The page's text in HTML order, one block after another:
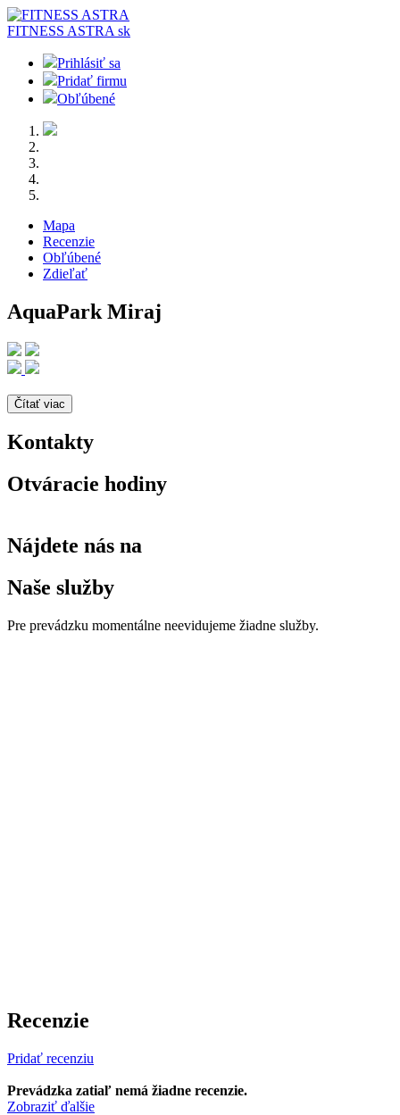
FITNESS ASTRA sk
Prihlásiť sa
Pridať firmu
Obľúbené
Mapa
Recenzie
Obľúbené
Zdieľať
AquaPark Miraj
Čítať viac
Kontakty
Otváracie hodiny
Nájdete nás na
Naše služby
Pre prevádzku momentálne neevidujeme žiadne služby.
Recenzie
Pridať recenziu
Prevádzka zatiaľ nemá žiadne recenzie.
Zobraziť ďalšie